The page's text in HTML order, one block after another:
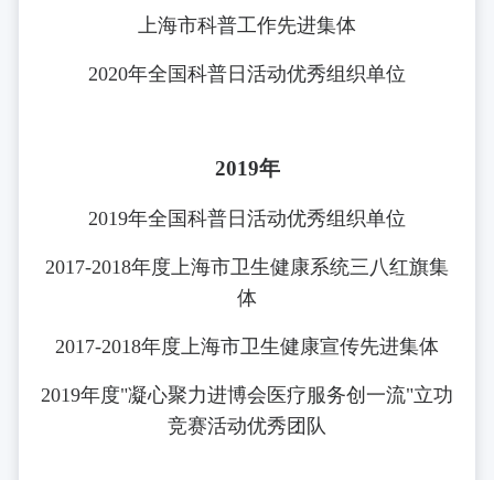
上海市科普工作先进集体
2020年全国科普日活动优秀组织单位
2019年
2019年全国科普日活动优秀组织单位
2017-2018年度上海市卫生健康系统三八红旗集
体
2017-2018年度上海市卫生健康宣传先进集体
2019年度"凝心聚力进博会医疗服务创一流"立功
竞赛活动优秀团队